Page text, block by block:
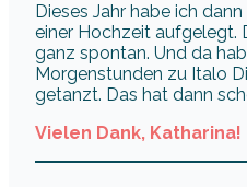
Dieses Jahr habe ich
einer Hochzeit aufgelegt.
ganz spontan. Und da
Morgenstunden zu Italo
getanzt. Das hat dann
Vielen Dank, Katharina!